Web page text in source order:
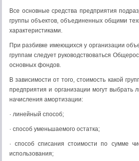
Все основные средства предприятия
группы объектов, объединенных общими
характеристиками.
При разбивке имеющихся у организации
группам следует руководствоваться
основных фондов.
В зависимости от того, стоимость какой
предприятия и организации могут выбрать
начисления амортизации:
· линейный способ;
· способ уменьшаемого остатка;
· способ списания стоимости по сумме
использования;